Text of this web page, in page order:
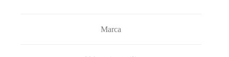
rti
Marca